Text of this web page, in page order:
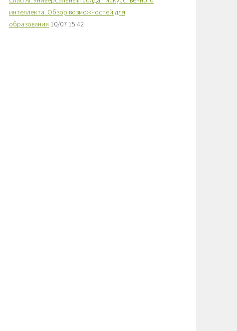
интеллекта. Обзор возможностей для
образования 10/07 15:42